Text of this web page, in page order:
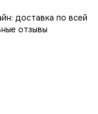
доставка по всей
отзывы